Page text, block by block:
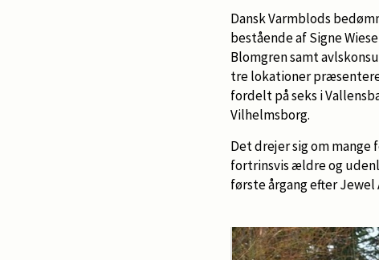
Dansk Varmblods
bestående af Signe
Blomgren samt
tre lokationer
fordelt på seks i
Vilhelmsborg.
Det drejer sig om
fortrinsvis ældre og
første årgang efter Jewel